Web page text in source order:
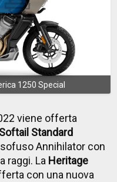
1250 Special
viene offerta
Softail Standard
Annihilator con
raggi. La Heritage
con una nuova